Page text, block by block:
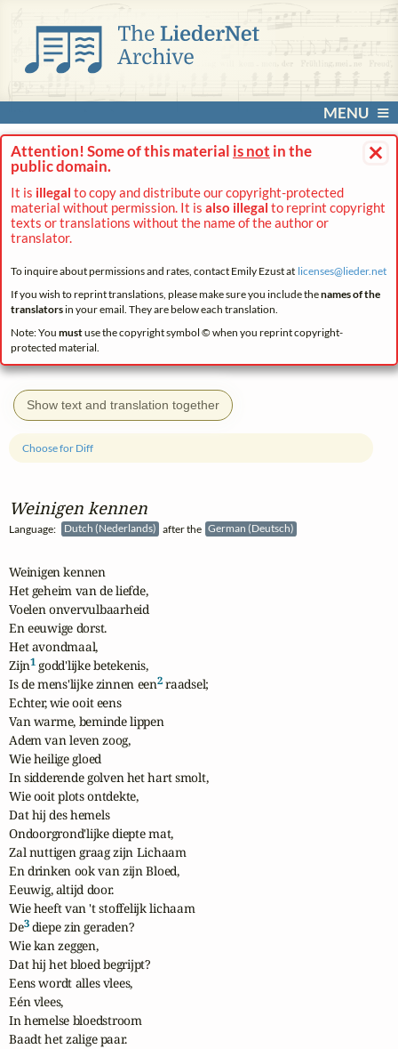
MENU
×
Attention! Some of this material is not in the
public domain.
It is illegal to copy and distribute our copyright-protected
material without permission. It is also illegal to reprint copyright
texts or translations without the name of the author or
translator.
To inquire about permissions and rates, contact Emily Ezust at licenses@lieder.net
If you wish to reprint translations, please make sure you include thenames of the
translatorsin your email. They are below each translation.
Note: You mustuse the copyright symbol © when you reprint copyright-
protected material.
Show text and translation together
Weinigen kennen
Language: Dutch (Nederlands) after the German (Deutsch)
Choose for Diff
Weinigen kennen
Het geheim van de liefde,
Voelen onvervulbaarheid
En eeuwige dorst.
Het avondmaal,
Zijn1 godd'lijke betekenis,
Is de mens'lijke zinnen een2 raadsel;
Echter, wie ooit eens
Van warme, beminde lippen
Adem van leven zoog,
Wie heilige gloed
In sidderende golven het hart smolt,
Wie ooit plots ontdekte,
Dat hij des hemels
Ondoorgrond'lijke diepte mat,
Zal nuttigen graag zijn Lichaam
En drinken ook van zijn Bloed,
Eeuwig, altijd door.
Wie heeft van 't stoffelijk lichaam
De3 diepe zin geraden?
Wie kan zeggen,
Dat hij het bloed begrijpt?
Eens wordt alles vlees,
Eén vlees,
In hemelse bloedstroom
Baadt het zalige paar.